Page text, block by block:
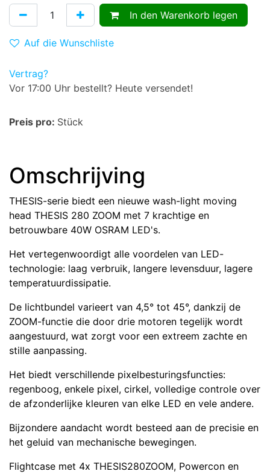
In den Warenkorb legen
Auf die Wunschliste
Vertrag?
Vor 17:00 Uhr bestellt? Heute versendet!
Preis pro: Stück
Omschrijving
THESIS-serie biedt een nieuwe wash-light moving
head THESIS 280 ZOOM met 7 krachtige en
betrouwbare 40W OSRAM LED's.
Het vertegenwoordigt alle voordelen van LED-
technologie: laag verbruik, langere levensduur, lagere
temperatuurdissipatie.
De lichtbundel varieert van 4,5° tot 45°, dankzij de
ZOOM-functie die door drie motoren tegelijk wordt
aangestuurd, wat zorgt voor een extreem zachte en
stille aanpassing.
Het biedt verschillende pixelbesturingsfuncties:
regenboog, enkele pixel, cirkel, volledige controle over
de afzonderlijke kleuren van elke LED en vele andere.
Bijzondere aandacht wordt besteed aan de precisie en
het geluid van mechanische bewegingen.
Flightcase met 4x THESIS280ZOOM, Powercon en